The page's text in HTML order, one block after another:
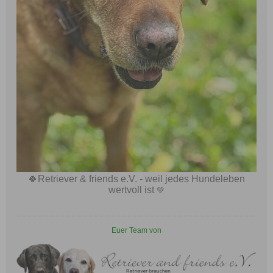
🍀Retriever & friends e.V. - weil jedes Hundeleben
wertvoll ist ​ 💚​​​​
Euer Team von